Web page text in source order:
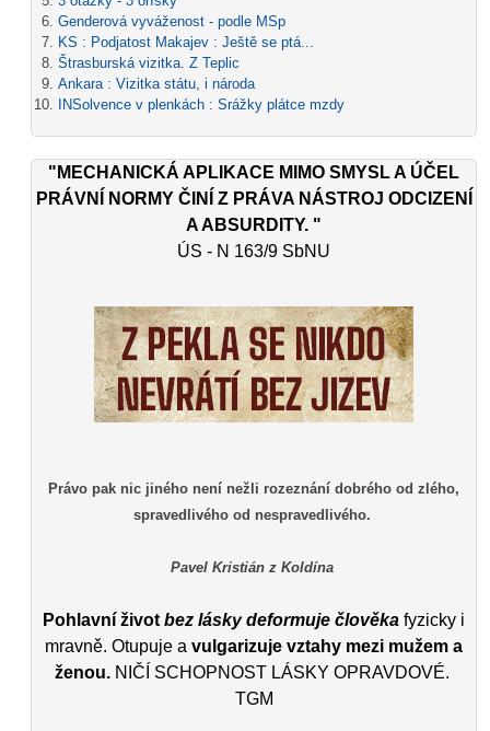
Genderová vyváženost - podle MSp
KS : Podjatost Makajev : Ještě se ptá...
Štrasburská vizitka. Z Teplic
Ankara : Vizitka státu, i národa
INSolvence v plenkách : Srážky plátce mzdy
"MECHANICKÁ APLIKACE MIMO SMYSL A ÚČEL
PRÁVNÍ NORMY ČINÍ Z PRÁVA NÁSTROJ ODCIZENÍ
A ABSURDITY. "
ÚS - N 163/9 SbNU
Právo pak nic jiného není nežli rozeznání dobrého od zlého,
spravedlivého od nespravedlivého.
Pavel Kristián z Koldína
Pohlavní život bez lásky deformuje člověka fyzicky i
mravně. Otupuje avulgarizuje vztahy mezi mužem a
ženou. NIČÍ SCHOPNOST LÁSKY OPRAVDOVÉ.
TGM